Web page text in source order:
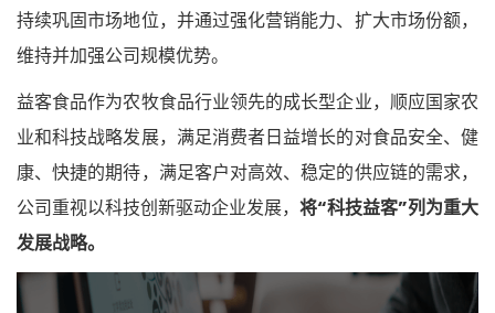
持续巩固市场地位，并通过强化营销能力、扩大市场份额，
维持并加强公司规模优势。
益客食品作为农牧食品行业领先的成长型企业，顺应国家农
业和科技战略发展，满足消费者日益增长的对食品安全、健
康、快捷的期待，满足客户对高效、稳定的供应链的需求，
公司重视以科技创新驱动企业发展， 将“科技益客”列为重大
发展战略。